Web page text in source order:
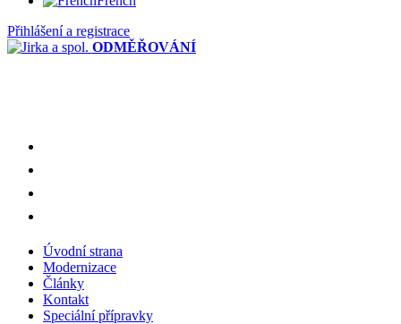
Přihlášení a registrace
ODMĚŘOVÁNÍ
Úvodní strana
Modernizace
Články
Kontakt
Speciální přípravky